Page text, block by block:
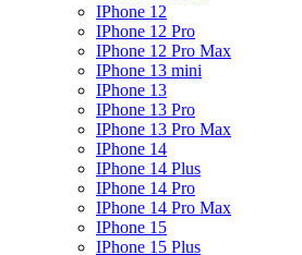
IPhone 12
IPhone 12 Pro
IPhone 12 Pro Max
IPhone 13 mini
IPhone 13
IPhone 13 Pro
IPhone 13 Pro Max
IPhone 14
IPhone 14 Plus
IPhone 14 Pro
IPhone 14 Pro Max
IPhone 15
IPhone 15 Plus